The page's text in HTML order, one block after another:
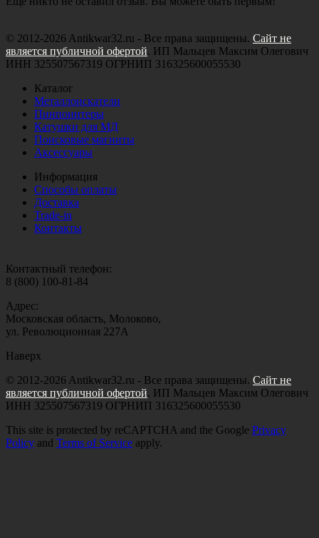
© 2012-2026 Antikwar32.ru - Все права защищены. Сайт не
является публичной офертой. ИП Мальцев Максим Олегович
ИНН 325507567319 ОГРНИП 316325600055530
Каталог
Металлоискатели
Пинпоинтеры
Катушки для МД
Поисковые магниты
Аксессуары
Информация
Способы оплаты
Доставка
Trade-in
Контакты
Контактный телефон:
8 (800) 100-81-84
Адрес:
Московская область, Молоково,
ул. Революционная 227А
Наверх
© 2012-2026 Antikwar32.ru - Все права защищены. Сайт не
является публичной офертой. ИП Мальцев Максим Олегович
ИНН 325507567319 ОГРНИП 316325600055530
This site is protected by reCAPTCHA and the Google Privacy
Policy and Terms of Service apply.